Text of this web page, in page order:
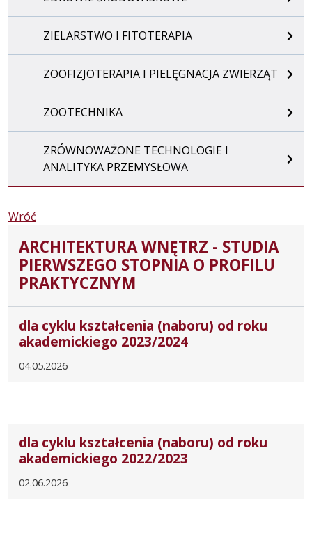
ZIELARSTWO I FITOTERAPIA
ZOOFIZJOTERAPIA I PIELĘGNACJA ZWIERZĄT
ZOOTECHNIKA
ZRÓWNOWAŻONE TECHNOLOGIE I
ANALITYKA PRZEMYSŁOWA
Wróć
ARCHITEKTURA WNĘTRZ - STUDIA
PIERWSZEGO STOPNIA O PROFILU
PRAKTYCZNYM
dla cyklu kształcenia (naboru) od roku
akademickiego 2023/2024
04.05.2026
dla cyklu kształcenia (naboru) od roku
akademickiego 2022/2023
02.06.2026